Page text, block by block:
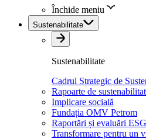
Închide meniu
Sustenabilitate
Sustenabilitate
Cadrul Strategic de
Rapoarte de
Implicare socială
Fundația OMV Petrom
Raportări și evaluări ESG
Transformare pentru un